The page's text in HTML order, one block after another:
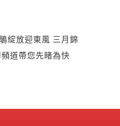
綻放迎東風 三月錦
道帶您先睹為快